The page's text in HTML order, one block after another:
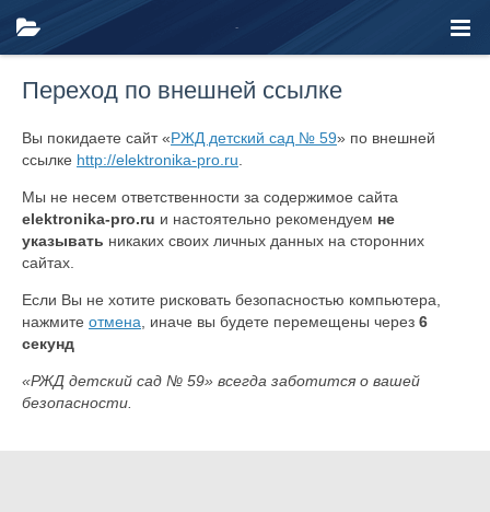
Переход по внешней ссылке
Вы покидаете сайт «РЖД детский сад № 59» по внешней
ссылке http://elektronika-pro.ru
Мы не несем ответственности за содержимое сайта
elektronika-pro.ru и настоятельно рекомендуем не
указывать никаких своих личных данных на сторонних
сайтах.
Если Вы не хотите рисковать безопасностью компьютера,
нажмите отмена , иначе вы будете перемещены через 6
секунд
«РЖД детский сад № 59» всегда заботится о вашей
безопасности.